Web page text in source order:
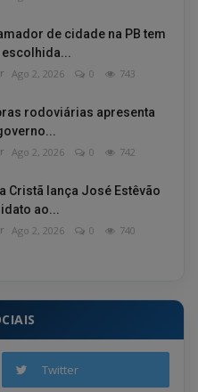
de cidade na PB tem
escolhida...
Ago 2, 2026 0 743
rodoviárias apresenta
Ago 2, 2026 0 742
Cristã lança José Estêvão
ao...
Ago 2, 2026 0 740
Twitter